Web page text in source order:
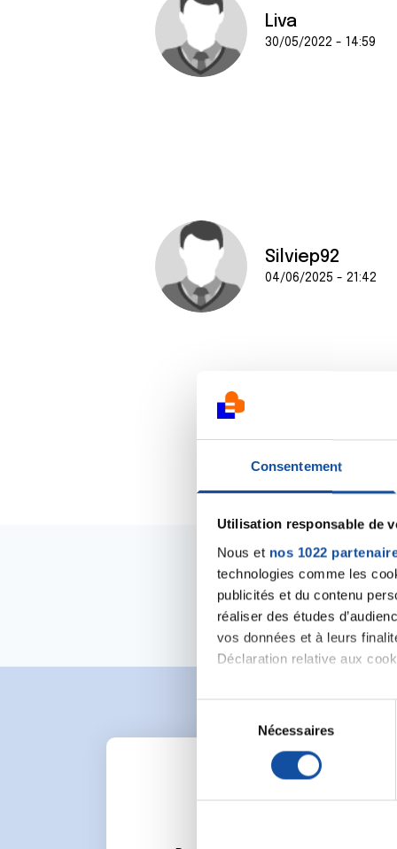
Consentement
Utilisation responsable de
Nous et nos 1022
technologies comme les
publicités et du contenu
réaliser des études
vos données et à leurs
Déclaration relative aux
Si vous le permettez, nous
Collecter des
digitales).
Pour en savoir plus sur le
. Vous pouvez
Nécessaires
Liva
30/05/2022 - 14:59
Silviep92
04/06/2025 - 21:42